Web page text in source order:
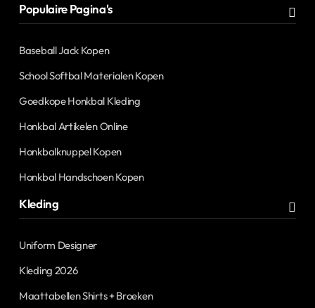
Populaire Pagina's
Baseball Jack Kopen
School Softbal Materialen Kopen
Goedkope Honkbal Kleding
Honkbal Artikelen Online
Honkbalknuppel Kopen
Honkbal Handschoen Kopen
Kleding
Uniform Designer
Kleding 2026
Maattabellen Shirts + Broeken